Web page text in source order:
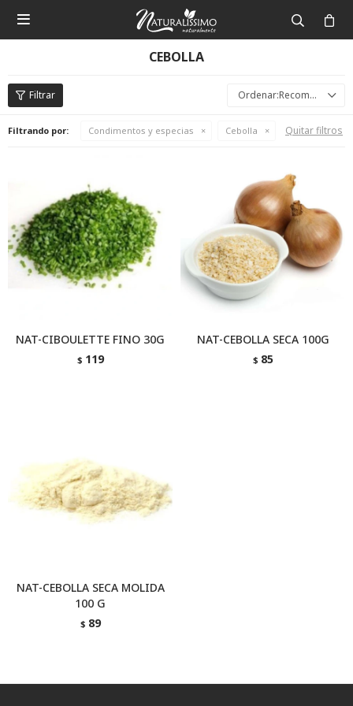

CEBOLLA
Recomendados
Filtrando por: Condimentos y especias Cebolla Quitar filtros
NAT-CIBOULETTE FINO 30G
$ 119
NAT-CEBOLLA SECA 100G
$ 85
NAT-CEBOLLA SECA MOLIDA
100 G
$ 89